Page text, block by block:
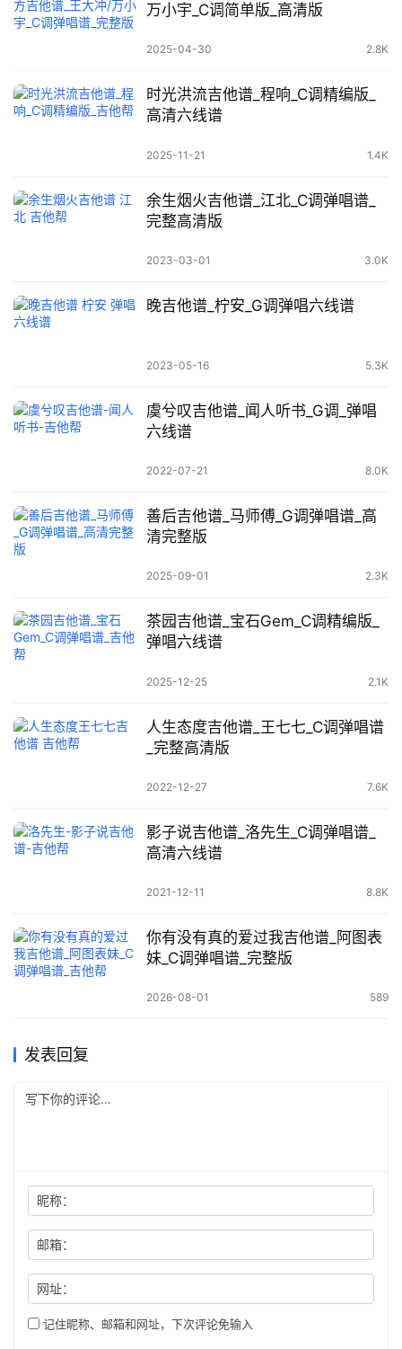
万小宇_C调简单版_高清版
2025-04-30 2.8K
时光洪流吉他谱_程响_C调精编版_
高清六线谱
2025-11-21 1.4K
余生烟火吉他谱_江北_C调弹唱谱_
完整高清版
2023-03-01 3.0K
晚吉他谱_柠安_G调弹唱六线谱
2023-05-16 5.3K
虞兮叹吉他谱_闻人听书_G调_弹唱
六线谱
2022-07-21 8.0K
善后吉他谱_马师傅_G调弹唱谱_高
清完整版
2025-09-01 2.3K
茶园吉他谱_宝石Gem_C调精编版_
弹唱六线谱
2025-12-25 2.1K
人生态度吉他谱_王七七_C调弹唱谱
_完整高清版
2022-12-27 7.6K
影子说吉他谱_洛先生_C调弹唱谱_
高清六线谱
2021-12-11 8.8K
你有没有真的爱过我吉他谱_阿图表
妹_C调弹唱谱_完整版
2026-08-01 589
发表回复
昵称：
邮箱：
网址：
记住昵称、邮箱和网址，下次评论免输入